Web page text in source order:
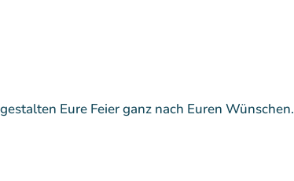
Eure Feier ganz nach Euren Wünschen.